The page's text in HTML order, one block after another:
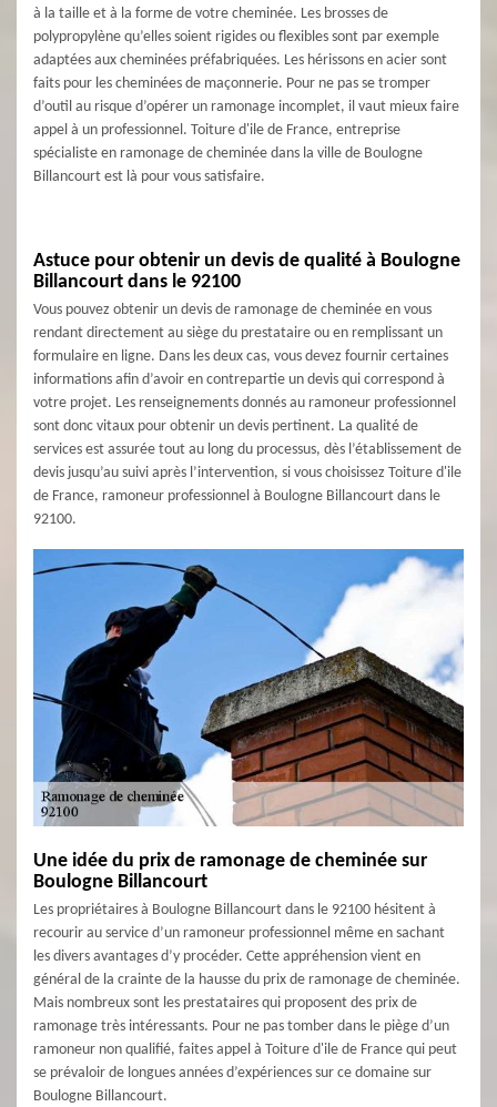
à la taille et à la forme de votre cheminée. Les brosses de
polypropylène qu’elles soient rigides ou flexibles sont par exemple
adaptées aux cheminées préfabriquées. Les hérissons en acier sont
faits pour les cheminées de maçonnerie. Pour ne pas se tromper
d’outil au risque d’opérer un ramonage incomplet, il vaut mieux faire
appel à un professionnel. Toiture d'ile de France, entreprise
spécialiste en ramonage de cheminée dans la ville de Boulogne
Billancourt est là pour vous satisfaire.
Astuce pour obtenir un devis de qualité à Boulogne
Billancourt dans le 92100
Vous pouvez obtenir un devis de ramonage de cheminée en vous
rendant directement au siège du prestataire ou en remplissant un
formulaire en ligne. Dans les deux cas, vous devez fournir certaines
informations afin d’avoir en contrepartie un devis qui correspond à
votre projet. Les renseignements donnés au ramoneur professionnel
sont donc vitaux pour obtenir un devis pertinent. La qualité de
services est assurée tout au long du processus, dès l’établissement de
devis jusqu’au suivi après l’intervention, si vous choisissez Toiture d'ile
de France, ramoneur professionnel à Boulogne Billancourt dans le
92100.
Une idée du prix de ramonage de cheminée sur
Boulogne Billancourt
Les propriétaires à Boulogne Billancourt dans le 92100 hésitent à
recourir au service d’un ramoneur professionnel même en sachant
les divers avantages d’y procéder. Cette appréhension vient en
général de la crainte de la hausse du prix de ramonage de cheminée.
Mais nombreux sont les prestataires qui proposent des prix de
ramonage très intéressants. Pour ne pas tomber dans le piège d’un
ramoneur non qualifié, faites appel à Toiture d'ile de France qui peut
se prévaloir de longues années d’expériences sur ce domaine sur
Boulogne Billancourt.